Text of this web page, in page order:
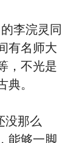
李浣灵同
有名师大
，不光是
。
那么
能够一脚